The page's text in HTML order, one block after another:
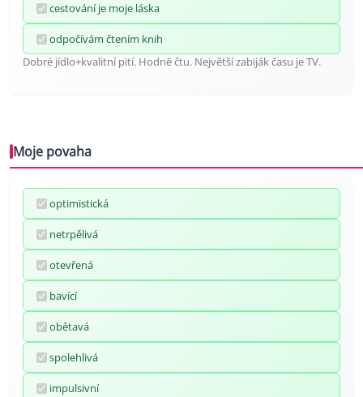
cestování je moje láska
odpočívám čtením knih
Dobré jídlo+kvalitní pití. Hodně čtu. Největší zabiják času je TV.
Moje povaha
optimistická
netrpělivá
otevřená
bavící
obětavá
spolehlivá
impulsivní